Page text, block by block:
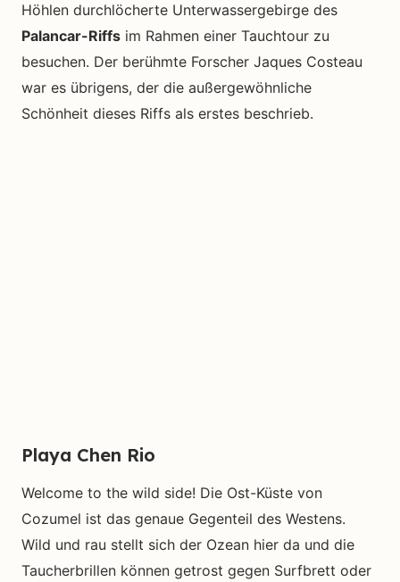
Höhlen durchlöcherte Unterwassergebirge des
Palancar-Riffs im Rahmen einer Tauchtour zu
besuchen. Der berühmte Forscher Jaques Costeau
war es übrigens, der die außergewöhnliche
Schönheit dieses Riffs als erstes beschrieb.
Playa Chen Rio
Welcome to the wild side! Die Ost-Küste von
Cozumel ist das genaue Gegenteil des Westens.
Wild und rau stellt sich der Ozean hier da und die
Taucherbrillen können getrost gegen Surfbrett oder